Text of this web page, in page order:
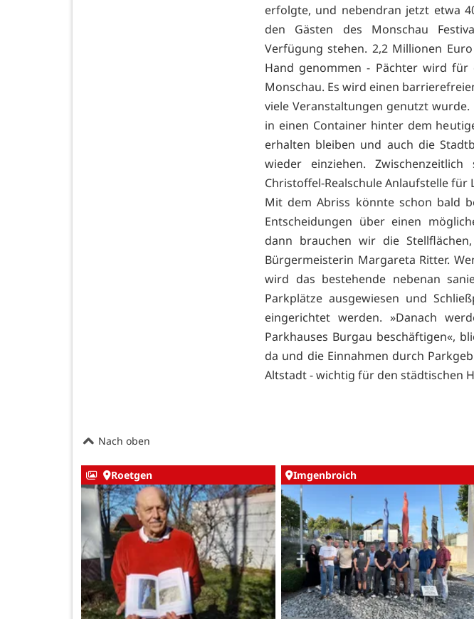
erfolgte, und nebendran jetzt etwa
den Gästen des Monschau
Verfügung stehen. 2,2 Millionen
Hand genommen - Pächter wird für
Monschau. Es wird einen
viele Veranstaltungen genutzt
in einen Container hinter dem
erhalten bleiben und auch die
wieder einziehen.
Christoffel-Realschule Anlaufstelle für
Mit dem Abriss könnte schon bald
Entscheidungen über einen
dann brauchen wir die
Bürgermeisterin Margareta Ritter.
wird das bestehende nebenan
Parkplätze ausgewiesen und
eingerichtet werden. »Danach
Parkhauses Burgau beschäftigen«,
da und die Einnahmen durch
Altstadt - wichtig für den städtischen
Nach oben
Roetgen Imgenbroich